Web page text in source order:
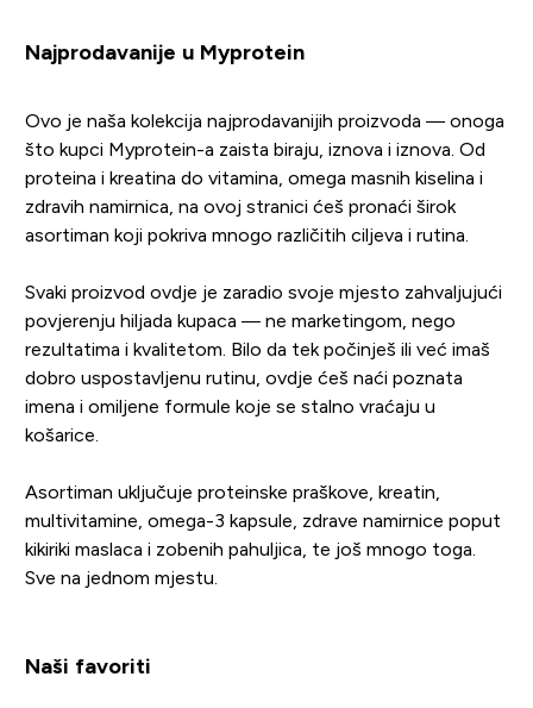
Najprodavanije u Myprotein
Ovo je naša kolekcija najprodavanijih proizvoda — onoga
što kupci Myprotein-a zaista biraju, iznova i iznova. Od
proteina i kreatina do vitamina, omega masnih kiselina i
zdravih namirnica, na ovoj stranici ćeš pronaći širok
asortiman koji pokriva mnogo različitih ciljeva i rutina.
Svaki proizvod ovdje je zaradio svoje mjesto zahvaljujući
povjerenju hiljada kupaca — ne marketingom, nego
rezultatima i kvalitetom. Bilo da tek počinješ ili već imaš
dobro uspostavljenu rutinu, ovdje ćeš naći poznata
imena i omiljene formule koje se stalno vraćaju u
košarice.
Asortiman uključuje proteinske praškove, kreatin,
multivitamine, omega-3 kapsule, zdrave namirnice poput
kikiriki maslaca i zobenih pahuljica, te još mnogo toga.
Sve na jednom mjestu.
Naši favoriti